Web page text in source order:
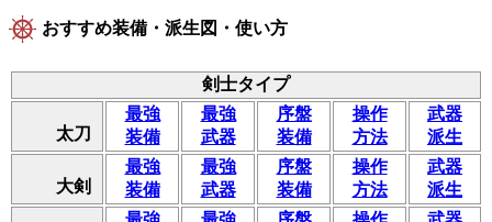
おすすめ装備・派生図・使い方
剣士タイプ
太刀
最強
装備
最強
武器
序盤
装備
操作
方法
武器
派生
大剣
最強
装備
最強
武器
序盤
装備
操作
方法
武器
派生